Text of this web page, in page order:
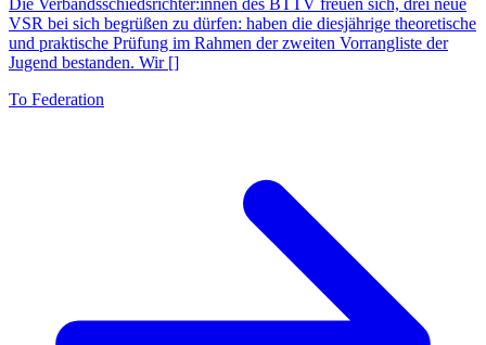
VSR bei sich begrüßen zu dürfen: haben die diesjährige theoretische
und praktische Prüfung im Rahmen der zweiten Vorrangliste der
Jugend bestanden. Wir []
To Federation